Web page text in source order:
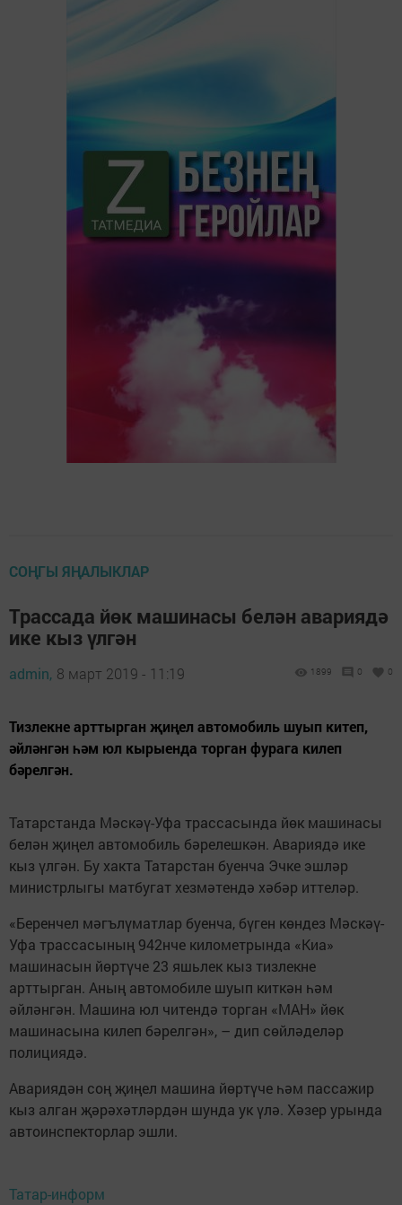
СОҢГЫ ЯҢАЛЫКЛАР
Трассада йөк машинасы белән авариядә
ике кыз үлгән
admin, 8 март 2019 - 11:19 1899 0 0
Тизлекне арттырган җиңел автомобиль шуып китеп,
әйләнгән һәм юл кырыенда торган фурага килеп
бәрелгән.
Татарстанда Мәскәү-Уфа трассасында йөк машинасы
белән җиңел автомобиль бәрелешкән. Авариядә ике
кыз үлгән. Бу хакта Татарстан буенча Эчке эшләр
министрлыгы матбугат хезмәтендә хәбәр иттеләр.
«Беренчел мәгълүматлар буенча, бүген көндез Мәскәү-
Уфа трассасының 942нче километрында «Киа»
машинасын йөртүче 23 яшьлек кыз тизлекне
арттырган. Аның автомобиле шуып киткән һәм
әйләнгән. Машина юл читендә торган «МАН» йөк
машинасына килеп бәрелгән», – дип сөйләделәр
полициядә.
Авариядән соң җиңел машина йөртүче һәм пассажир
кыз алган җәрәхәтләрдән шунда ук үлә. Хәзер урында
автоинспекторлар эшли.
Татар-информ